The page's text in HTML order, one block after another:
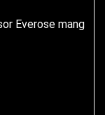
Everose mang